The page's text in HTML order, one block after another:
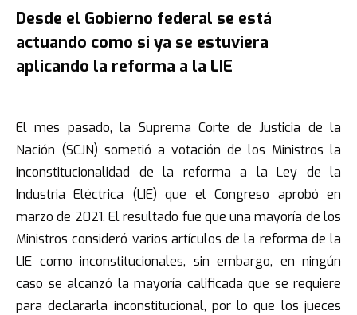
Desde el Gobierno federal se está
actuando como si ya se estuviera
aplicando la reforma a la LIE
El mes pasado, la Suprema Corte de Justicia de la
Nación (SCJN) sometió a votación de los Ministros la
inconstitucionalidad de la reforma a la Ley de la
Industria Eléctrica (LIE) que el Congreso aprobó en
marzo de 2021. El resultado fue que una mayoría de los
Ministros consideró varios artículos de la reforma de la
LIE como inconstitucionales, sin embargo, en ningún
caso se alcanzó la mayoría calificada que se requiere
para declararla inconstitucional, por lo que los jueces